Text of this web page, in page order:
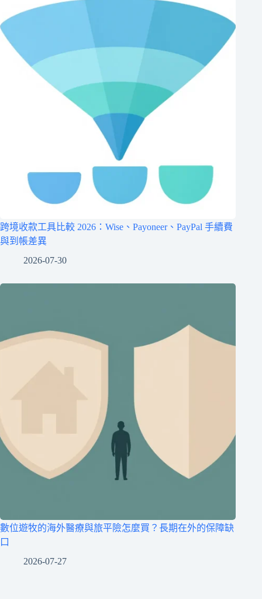
跨境收款工具比較 2026：Wise、Payoneer、PayPal 手續費
與到帳差異
2026-07-30
數位遊牧的海外醫療與旅平險怎麼買？長期在外的保障缺
口
2026-07-27